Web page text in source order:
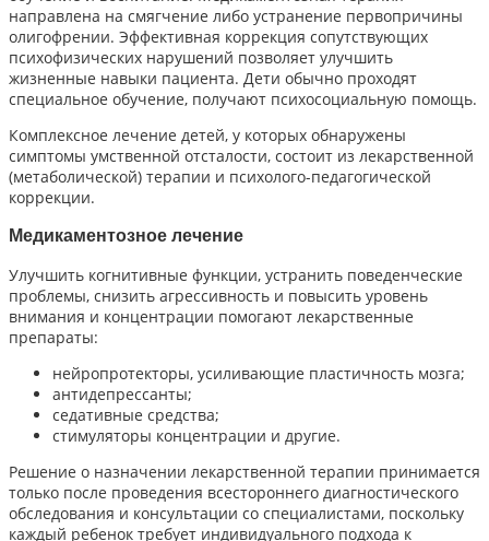
направлена на смягчение либо устранение первопричины
олигофрении. Эффективная коррекция сопутствующих
психофизических нарушений позволяет улучшить
жизненные навыки пациента. Дети обычно проходят
специальное обучение, получают психосоциальную помощь.
Комплексное лечение детей, у которых обнаружены
симптомы умственной отсталости, состоит из лекарственной
(метаболической) терапии и психолого-педагогической
коррекции.
Медикаментозное лечение
Улучшить когнитивные функции, устранить поведенческие
проблемы, снизить агрессивность и повысить уровень
внимания и концентрации помогают лекарственные
препараты:
нейропротекторы, усиливающие пластичность мозга;
антидепрессанты;
седативные средства;
стимуляторы концентрации и другие.
Решение о назначении лекарственной терапии принимается
только после проведения всестороннего диагностического
обследования и консультации со специалистами, поскольку
каждый ребенок требует индивидуального подхода к